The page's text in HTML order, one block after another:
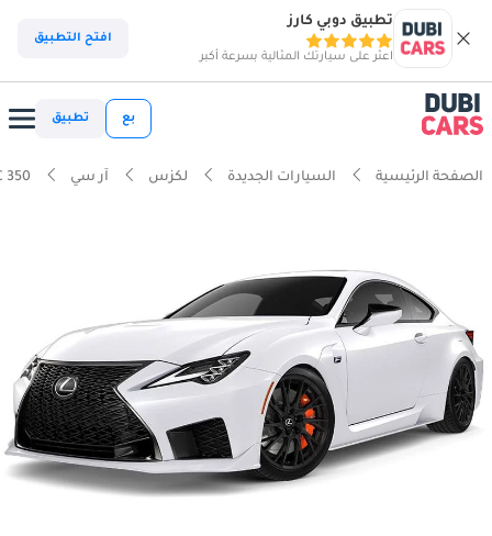
تطبيق دوبي كارز
اعثر على سيارتك المثالية بسرعة أكبر
افتح التطبيق
بع تطبيق
الصفحة الرئيسية السيارات الجديدة لكزس آر سي 350